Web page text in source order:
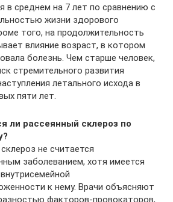
в среднем на 7 лет по сравнению с
жизни здорового
того, на продолжительность
влияние возраст, в котором
болезнь. Чем старше человек,
стремительного развития
летального исхода в
пяти лет.
ли рассеянный склероз по
не считается
заболеванием, хотя имеется
к нему. Врачи объясняют
факторов-провокаторов,